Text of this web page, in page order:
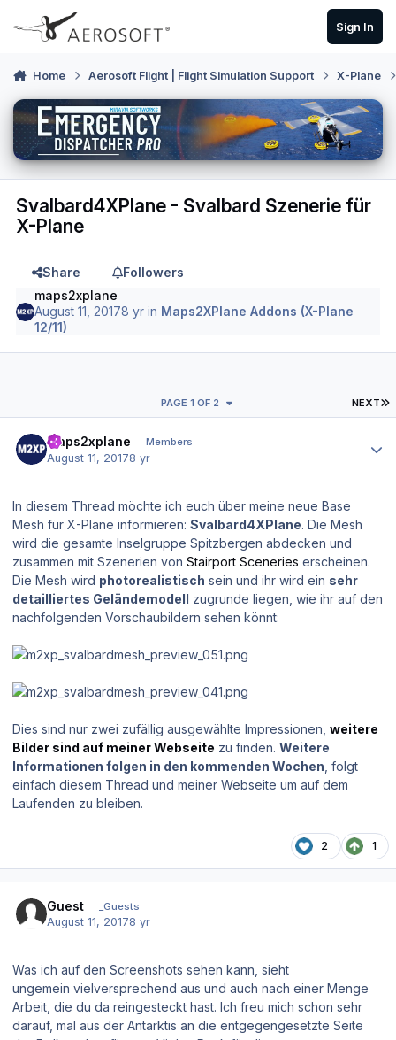
Skip to content
Sign In
Home Aerosoft Flight | Flight Simulation Support X-Plane
Svalbard4XPlane - Svalbard Szenerie für
X-Plane
Share
Followers
maps2xplane
August 11, 20178 yr in Maps2XPlane Addons (X-Plane
12/11)
NEXT
PAGE 1 OF 2
maps2xplane Members
August 11, 20178 yr
In diesem Thread möchte ich euch über meine neue Base
Mesh für X-Plane informieren: Svalbard4XPlane. Die Mesh
wird die gesamte Inselgruppe Spitzbergen abdecken und
zusammen mit Szenerien von Stairport Sceneries erscheinen.
Die Mesh wird photorealistisch sein und ihr wird ein sehr
detailliertes Geländemodell zugrunde liegen, wie ihr auf den
nachfolgenden Vorschaubildern sehen könnt:
Dies sind nur zwei zufällig ausgewählte Impressionen, weitere
Bilder sind auf meiner Webseite zu finden. Weitere
Informationen folgen in den kommenden Wochen , folgt
einfach diesem Thread und meiner Webseite um auf dem
Laufenden zu bleiben.
2 1
Guest _Guests
August 11, 20178 yr
Was ich auf den Screenshots sehen kann, sieht
ungemein vielversprechend aus und auch nach einer Menge
Arbeit, die du da reingesteckt hast. Ich freu mich schon sehr
darauf, mal aus der Antarktis an die entgegengesetzte Seite